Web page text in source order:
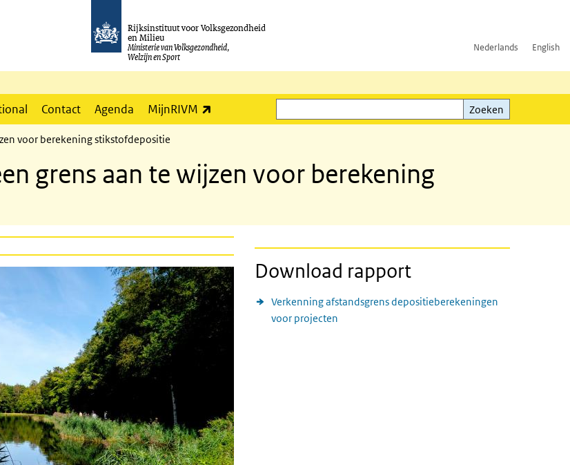
Rijksinstituut voor Volksgezondheid
en Milieu
Ministerie van Volksgezondheid,
Welzijn en Sport
Nederlands English
Contact Agenda MijnRIVM
Zoeken
Zoeken
voor berekening stikstofdepositie
grens aan te wijzen voor berekening
Download rapport
Verkenning afstandsgrens depositieberekeningen
voor projecten